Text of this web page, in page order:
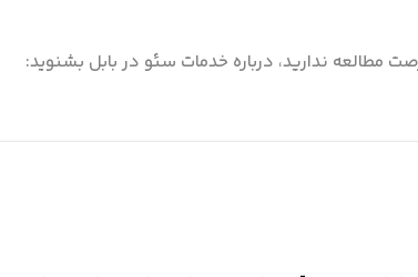
مطالعه ندارید، درباره خدمات سئو در بابل بشنوید: